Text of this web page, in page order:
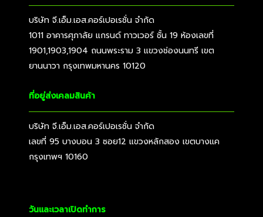
บริษัท จี.เอ็ม.เอส.คอร์เปอเรชั่น จำกัด
1011 อาคารศุภาลัย แกรนด์ ทาวเวอร์ ชั้น 19 ห้องเลขที่
1901,1903,1904 ถนนพระราม 3 แขวงช่องนนทรี เขต
ยานนาวา กรุงเทพมหานคร 10120
ที่อยู่ส่งเคลมสินค้า
บริษัท จี.เอ็ม.เอส.คอร์เปอเรชั่น จำกัด
เลขที่ 95 บางบอน 3 ซอย12 แขวงหลักสอง เขตบางแค
กรุงเทพฯ 10160
วันและเวลาเปิดทำการ